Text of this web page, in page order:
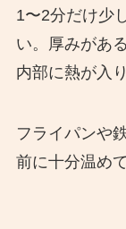
1〜2分だけ少
い。厚みがあ
内部に熱が入
フライパンや
前に十分温め